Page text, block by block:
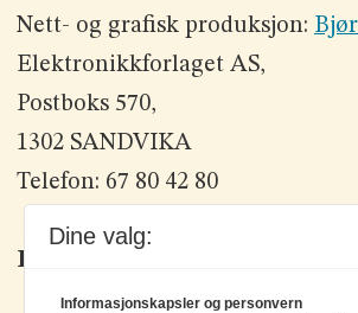
Nett- og grafisk produksjon:
Elektronikkforlaget AS,
Postboks 570,
1302 SANDVIKA
Telefon: 67 80 42 80
Kontakt oss
Dine valg:
Informasjonskapsler og personvern